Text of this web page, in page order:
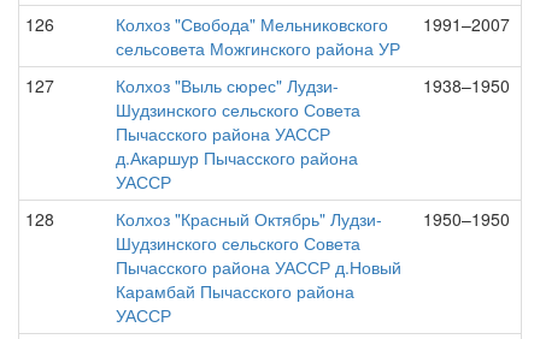
126
Колхоз "Свобода" Мельниковского
сельсовета Можгинского района УР
1991–2007
127
Колхоз "Выль сюрес" Лудзи-
Шудзинского сельского Совета
Пычасского района УАССР
д.Акаршур Пычасского района
УАССР
1938–1950
128
Колхоз "Красный Октябрь" Лудзи-
Шудзинского сельского Совета
Пычасского района УАССР д.Новый
Карамбай Пычасского района
УАССР
1950–1950